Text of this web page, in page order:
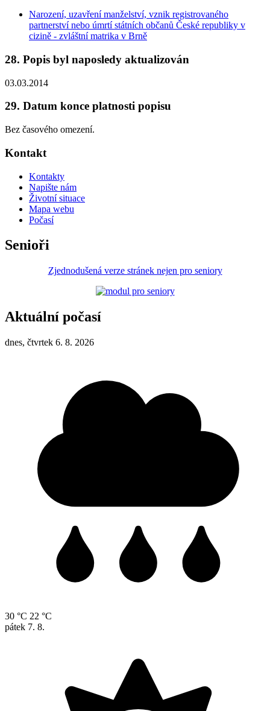
Narození, uzavření manželství, vznik registrovaného
partnerství nebo úmrtí státních občanů České republiky v
cizině - zvláštní matrika v Brně
28. Popis byl naposledy aktualizován
03.03.2014
29. Datum konce platnosti popisu
Bez časového omezení.
Kontakt
Kontakty
Napište nám
Životní situace
Mapa webu
Počasí
Senioři
Zjednodušená verze stránek nejen pro seniory
Aktuální počasí
dnes, čtvrtek 6. 8. 2026
30 °C 22 °C
pátek 7. 8.